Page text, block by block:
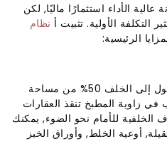
الأداء استثمارًا ماليًا, لكن
التكلفة الأولية. تثبيت أ نظام
الرئيسية:
رفوف الزاوية القياسية تمنع الوصول إلى الخلف 50% من مساحة
زاوية المطبخ تنقذ العقارات
للأمام نحو الضوء, يمكنك
أوعية الخلط, وأوراق الخبز